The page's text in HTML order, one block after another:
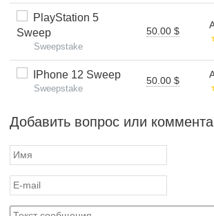
PlayStation 5
Sweep
Sweepstake
50.00 $
IPhone 12 Sweep
Sweepstake
50.00 $
Добавить вопрос или